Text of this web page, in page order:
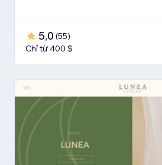
5,0 (55)
Chỉ từ 400 $